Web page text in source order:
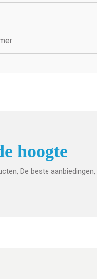
hoogte
De beste